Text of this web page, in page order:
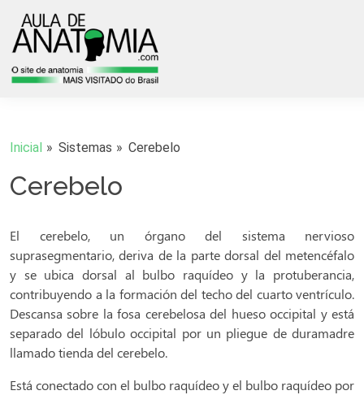
Inicial Sistemas Cerebelo
Cerebelo
El cerebelo, un órgano del sistema nervioso
suprasegmentario, deriva de la parte dorsal del metencéfalo
y se ubica dorsal al bulbo raquídeo y la protuberancia,
contribuyendo a la formación del techo del cuarto ventrículo.
Descansa sobre la fosa cerebelosa del hueso occipital y está
separado del lóbulo occipital por un pliegue de duramadre
llamado tienda del cerebelo.
Está conectado con el bulbo raquídeo y el bulbo raquídeo por